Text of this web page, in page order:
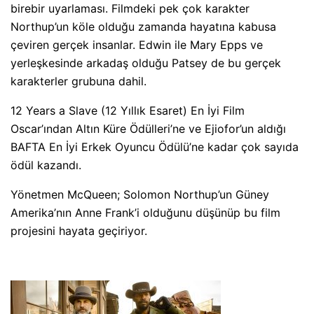
birebir uyarlaması. Filmdeki pek çok karakter
Northup’un köle olduğu zamanda hayatına kabusa
çeviren gerçek insanlar. Edwin ile Mary Epps ve
yerleşkesinde arkadaş olduğu Patsey de bu gerçek
karakterler grubuna dahil.
12 Years a Slave (12 Yıllık Esaret) En İyi Film
Oscar’ından Altın Küre Ödülleri’ne ve Ejiofor’un aldığı
BAFTA En İyi Erkek Oyuncu Ödülü’ne kadar çok sayıda
ödül kazandı.
Yönetmen McQueen; Solomon Northup’un Güney
Amerika’nın Anne Frank’i olduğunu düşünüp bu film
projesini hayata geçiriyor.